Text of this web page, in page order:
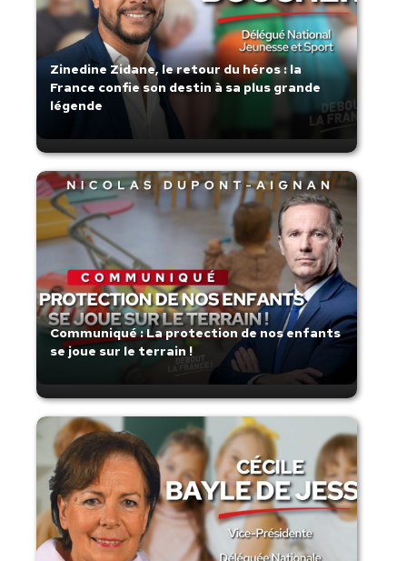
Zinedine Zidane, le retour du héros : la
France confie son destin à sa plus grande
légende
Communiqué : La protection de nos enfants
se joue sur le terrain !